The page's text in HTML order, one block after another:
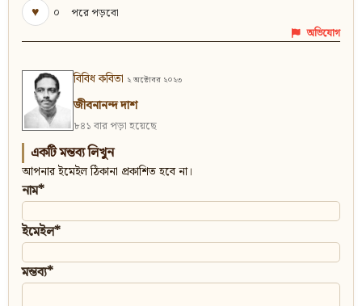
♥
০ পরে পড়বো
অভিযোগ
বিবিধ কবিতা ২ অক্টোবর ২০২৩
জীবনানন্দ দাশ
৮৪১ বার পড়া হয়েছে
একটি মন্তব্য লিখুন
আপনার ইমেইল ঠিকানা প্রকাশিত হবে না।
নাম*
ইমেইল*
মন্তব্য*